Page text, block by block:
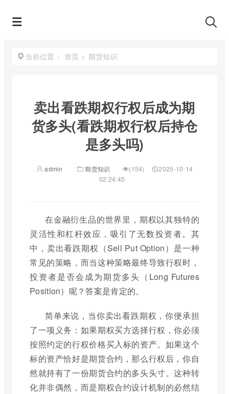
当前位置： 首页 > 期货知识
卖出看跌期权行权后成为期
货多头(看跌期权行权后持仓
是多头吗)
admin 期货知识 (154)
2025-10-14
02:24:45
在金融衍生品的世界里，期权以其独特的
灵活性和杠杆效应，吸引了无数投资者。其
中，卖出看跌期权（Sell Put Option）是一种
常见的策略，而当这种策略最终导致行权时，
投资者是否会成为期货多头（Long Futures
Position）呢？答案是肯定的。
简单来说，当你卖出看跌期权，你便承担
了一项义务：如果期权买方选择行权，你必须
按照约定的行权价格买入标的资产。如果这个
标的资产恰好是期货合约，那么行权后，你自
然就持有了一份期货合约的多头头寸。这种转
化并非偶然，而是期权合约设计机制的必然结